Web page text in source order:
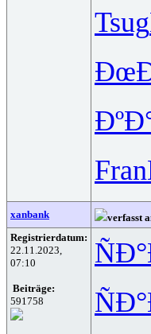
Tsug
Fran
xanbank verfasst
Registrierdatum:
22.11.2023,
07:10
Beiträge:
591758